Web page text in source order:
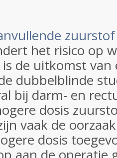
het risico op
de uitkomst van
dubbelblinde
bij darm- en
dosis
vaak de
dosis